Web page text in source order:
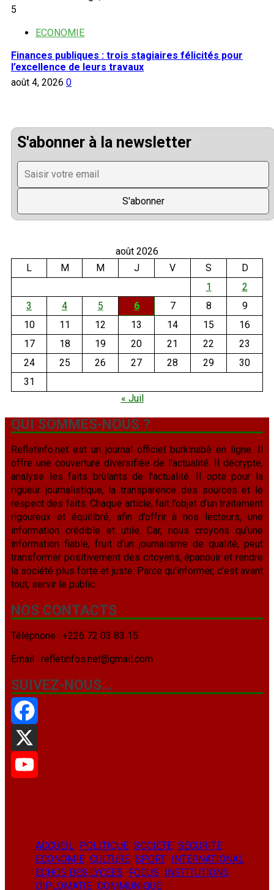
5
ECONOMIE
Finances publiques : trois stagiaires félicités pour
l’excellence de leurs travaux
août 4, 2026 0
S'abonner à la newsletter
août 2026
L
M M J V S
D
1
2
3
4 5 6 7 8
9
10
11 12 13 14 15
16
17
18 19 20 21 22
23
24
25 26 27 28 29
30
31
« Juil
QUI SOMMES-NOUS ?
Refletinfo.net est un journal officiel burkinabè en ligne. Il
offre une couverture diversifiée de l'actualité. Il décrypte,
analyse les faits brûlants de l'actualité. Il opte pour la
rigueur journalistique, la transparence des sources et le
respect des faits. Chaque article, fait l’objet d’un traitement
rigoureux et équilibré, afin d’offrir à nos lecteurs, une
information crédible et utile. Car, nous croyons qu’une
information fiable, fruit d’un journalisme de qualité, peut
transformer positivement des citoyens, épanouir et rendre
la société plus forte et juste. Parce qu’informer, c’est avant
tout, servir le public.
NOS CONTACTS
Téléphone : +226 72 03 83 15
Email : refletinfos.net@gmail.com
SUIVEZ-NOUS…
Facebook
X
ACCUEIL POLITIQUE SOCIETE SECURITE
ECONOMIE CULTURE SPORT INTERNATIONAL
ECHOS DES LYCEES FOCUS INSTITUTIONS
DIPLOMATIE COMMUNIQUE